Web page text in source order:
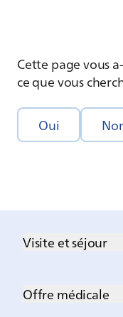
Cette page vous
ce que vous
Oui
Visite et séjour
Offre médicale